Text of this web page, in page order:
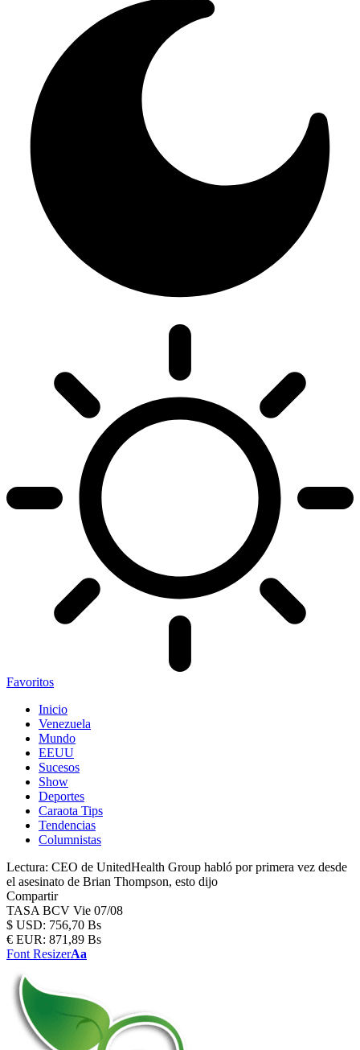
Favoritos
Inicio
Venezuela
Mundo
EEUU
Sucesos
Show
Deportes
Caraota Tips
Tendencias
Columnistas
Lectura: CEO de UnitedHealth Group habló por primera vez desde
el asesinato de Brian Thompson, esto dijo
Compartir
TASA BCV Vie 07/08
$ USD: 756,70 Bs
€ EUR: 871,89 Bs
Font ResizerAa